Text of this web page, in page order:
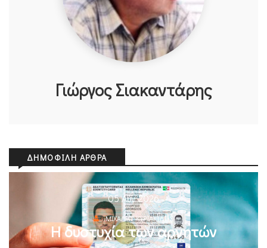
Γιώργος Σιακαντάρης
ΔΗΜΟΦΙΛΉ ΆΡΘΡΑ
05 Αυγ 2026
ΜΙΧΆΛΗΣ ΚΥΡΙΑΚΊΔΗΣ
Η δυστυχία των αρνητών